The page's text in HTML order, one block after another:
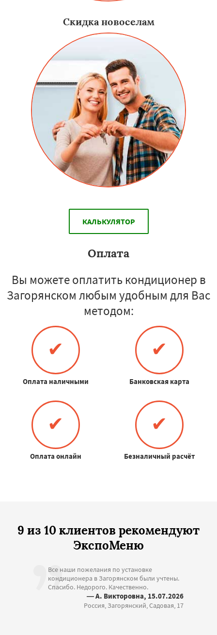
Скидка новоселам
КАЛЬКУЛЯТОР
Оплата
Вы можете оплатить кондиционер в
Загорянском любым удобным для Вас
методом:
✔
Оплата наличными
✔
Банковская карта
✔
Оплата онлайн
✔
Безналичный расчёт
9 из 10 клиентов рекомендуют
ЭкспоМеню
Все наши пожелания по установке
кондиционера в Загорянском были учтены.
Спасибо. Недорого. Качественно.
— А. Викторовна, 15.07.2026
Россия, Загорянский, Садовая, 17